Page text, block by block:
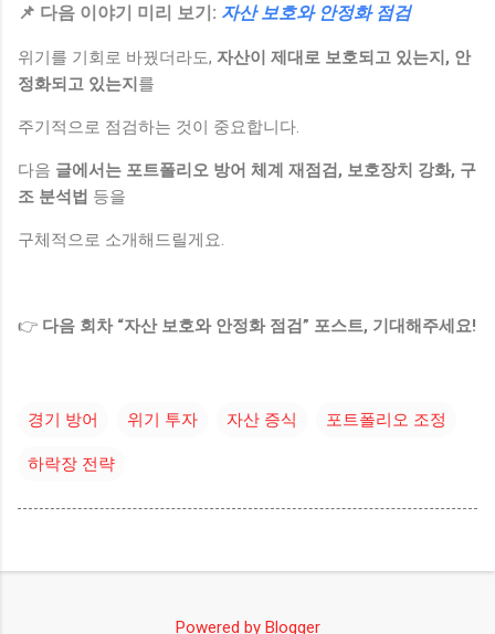
📌 다음 이야기 미리 보기: 자산 보호와 안정화 점검
위기를 기회로 바꿨더라도, 자산이 제대로 보호되고 있는지, 안
정화되고 있는지 를
주기적으로 점검하는 것이 중요합니다.
다음 글에서는 포트폴리오 방어 체계 재점검, 보호장치 강화, 구
조 분석법 등을
구체적으로 소개해드릴게요.
👉 다음 회차 “자산 보호와 안정화 점검” 포스트, 기대해주세요!
경기 방어 위기 투자 자산 증식 포트폴리오 조정
하락장 전략
Powered by Blogger